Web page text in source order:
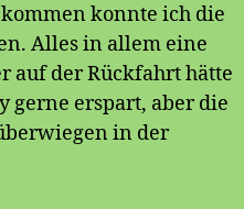
konnte ich die
Alles in allem eine
auf der Rückfahrt hätte
gerne erspart, aber die
in der